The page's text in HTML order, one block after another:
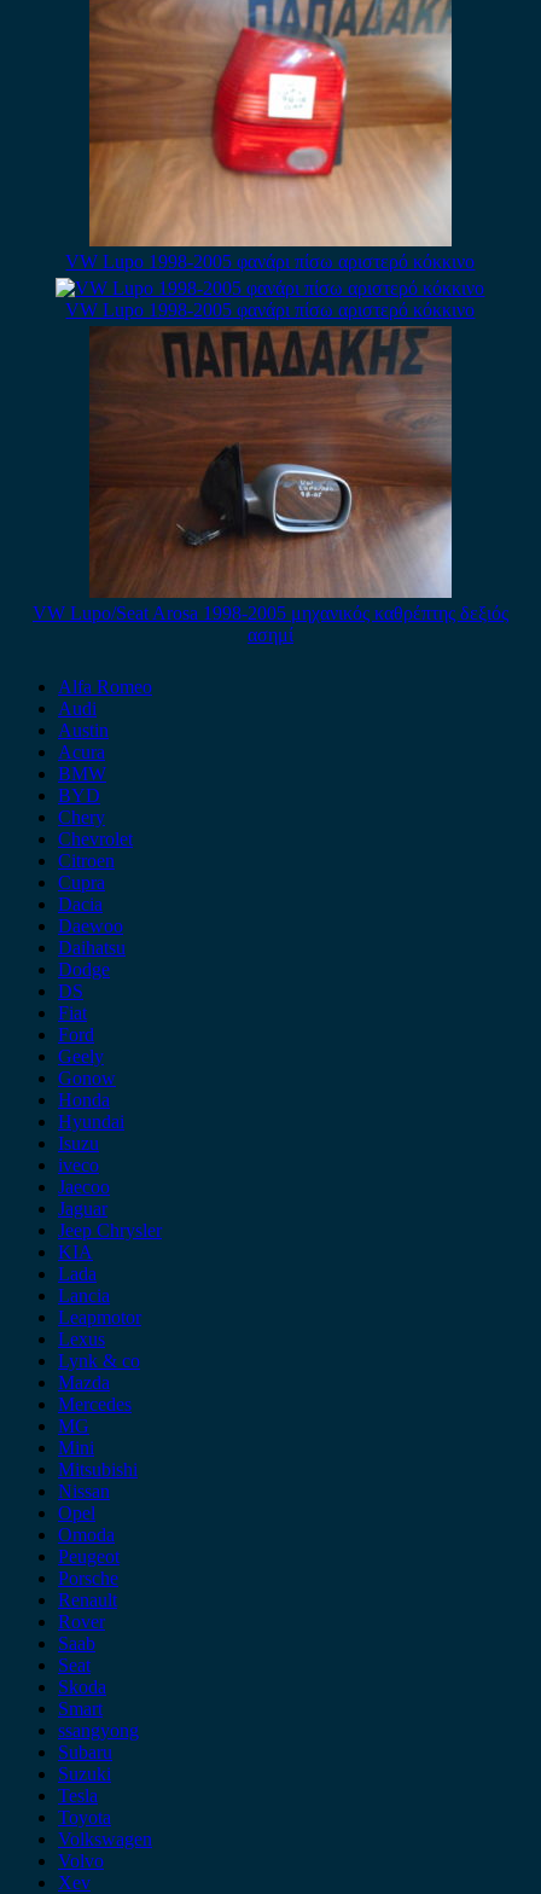
VW Lupo 1998-2005 φανάρι πίσω αριστερό κόκκινο
VW Lupo 1998-2005 φανάρι πίσω αριστερό κόκκινο
VW Lupo/Seat Arosa 1998-2005 μηχανικός καθρέπτης δεξιός
ασημί
Alfa Romeo
Audi
Austin
Acura
BMW
BYD
Chery
Chevrolet
Citroen
Cupra
Dacia
Daewoo
Daihatsu
Dodge
DS
Fiat
Ford
Geely
Gonow
Honda
Hyundai
Isuzu
iveco
Jaecoo
Jaguar
Jeep Chrysler
KIA
Lada
Lancia
Leapmotor
Lexus
Lynk & co
Mazda
Mercedes
MG
Mini
Mitsubishi
Nissan
Opel
Omoda
Peugeot
Porsche
Renault
Rover
Saab
Seat
Skoda
Smart
ssangyong
Subaru
Suzuki
Tesla
Toyota
Volkswagen
Volvo
Xev